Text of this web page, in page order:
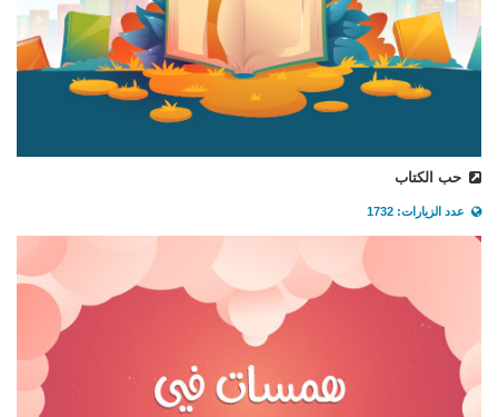
حب الكتاب
عدد الزيارات: 1732